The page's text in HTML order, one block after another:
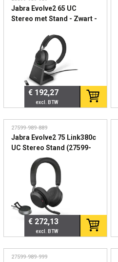
Jabra Evolve2 65 UC
Stereo met Stand - Zwart -
Draadloze professionele
€ 192,27
27599-989-889
Jabra Evolve2 75 Link380c
UC Stereo Stand (27599-
989-889) - Draadloze UC-
headset met actieve noise
cancelling en
laadstandaard
€ 272,13
27599-989-999